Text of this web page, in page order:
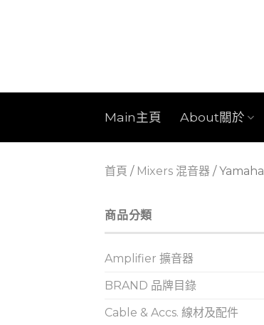
Main主頁 About關於
首頁 / Mixers 混音器 /Yamaha
商品分類
Amplifier 擴音器
BRAND 品牌目錄
Cable & Accs. 線材及配件